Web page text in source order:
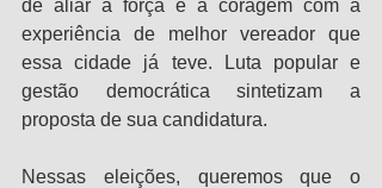
de aliar a força e a coragem com a
experiência de melhor vereador que
essa cidade já teve. Luta popular e
gestão democrática sintetizam a
proposta de sua candidatura.
Nessas eleições, queremos que o